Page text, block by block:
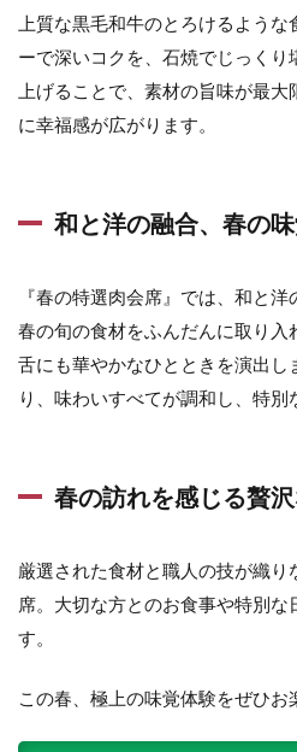
上質な黒毛和牛のとろけるよう
ーで深いコクを、石焼でじっくり
上げることで、素材の旨味が最
に幸福感が広がります。
和と洋の融合、春の
『春の特選肉会席』では、和と洋
春の旬の食材をふんだんに取り入
舌にも華やかなひとときを演出し
り、味わいすべてが調和し、特別
春の訪れを感じる贅
厳選された食材と職人の技が織り
席。大切な方とのお食事や特別
す。
この春、極上の味覚体験をぜひお